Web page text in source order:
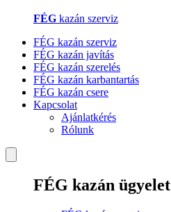
FÉG kazán szerviz
FÉG kazán szerviz
FÉG kazán javítás
FÉG kazán szerelés
FÉG kazán karbantartás
FÉG kazán csere
Kapcsolat
Ajánlatkérés
Rólunk
FÉG kazán ügyelet